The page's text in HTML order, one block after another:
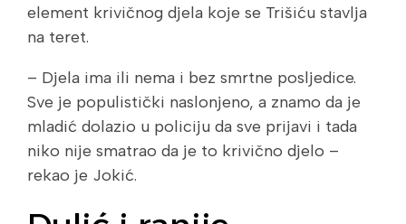
element krivičnog djela koje se Trišiću stavlja
na teret.
– Djela ima ili nema i bez smrtne posljedice.
Sve je populistički naslonjeno, a znamo da je
mladić dolazio u policiju da sve prijavi i tada
niko nije smatrao da je to krivično djelo –
rekao je Jokić.